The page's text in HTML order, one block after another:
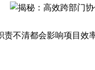
责不清都会影响项目效